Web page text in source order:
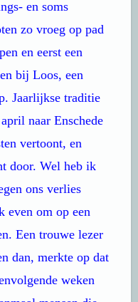
en soms
zo vroeg op pad
en eerst een
bij Loos, een
Jaarlijkse traditie
naar Enschede
vertoont, en
door. Wel heb ik
ons verlies
om op een
Een trouwe lezer
dan, merkte op dat
weken